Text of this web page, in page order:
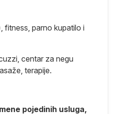
fitness, parno kupatilo i
centar za negu
terapije.
pojedinih usluga,